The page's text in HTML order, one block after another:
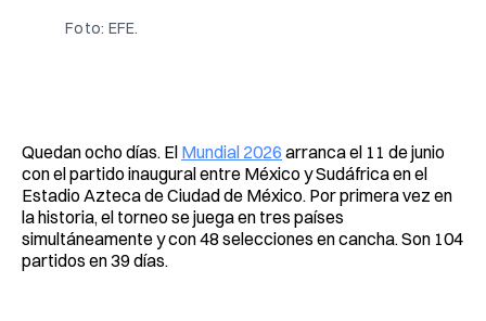
Foto: EFE.
Quedan ocho días. El Mundial 2026 arranca el 11 de junio
con el partido inaugural entre México y Sudáfrica en el
Estadio Azteca de Ciudad de México. Por primera vez en
la historia, el torneo se juega en tres países
simultáneamente y con 48 selecciones en cancha. Son 104
partidos en 39 días.